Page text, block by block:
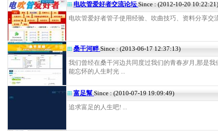
电吹管爱好者交流论坛Since : (2012-10-20 10:22:21)
电吹管爱好者管子使用经验、吹曲技巧、资料分享交
桑干河畔Since : (2013-06-17 12:37:13)
我们曾经在桑干河边共同度过我们的青春岁月,那是我
能忘怀的人生时光 ...
富足幫 Since : (2010-07-19 19:09:49)
追求富足的人生吧! ...